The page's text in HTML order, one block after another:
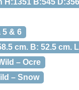
B:545 D:356
5 & 6
cm. B: 52.5 cm.
– Ocre
– Snow